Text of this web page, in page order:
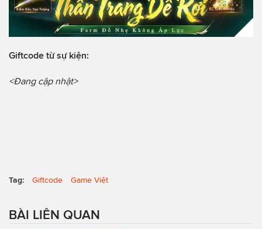
Giftcode từ sự kiện:
<Đang cập nhật>
Tag: Giftcode Game Việt
BÀI LIÊN QUAN